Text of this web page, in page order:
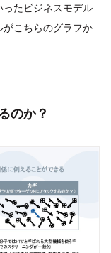
ったビジネスモデル
こちらのグラフか
のか？